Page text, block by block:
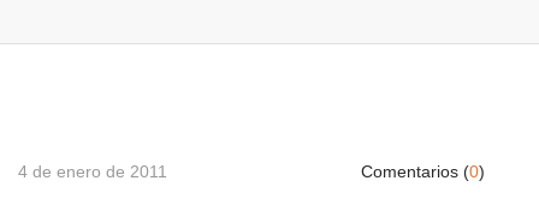
4 de enero de 2011 Comentarios (0)